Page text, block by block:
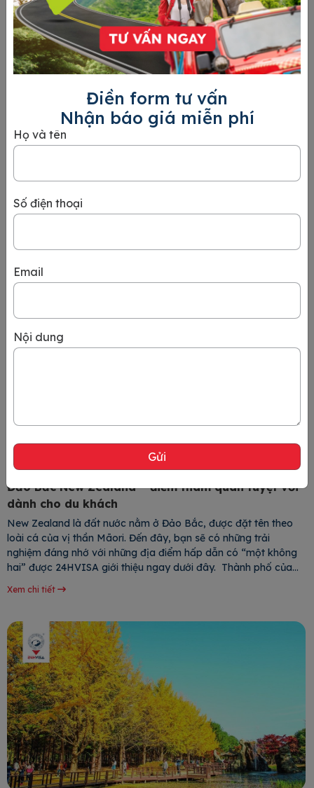
mẩn
Du lịch nước Đức, bạn sẽ được tận mắt chứng kiến cuộc sống
tại vườn bia kiểu mẫu, thưởng thức ly bia lager mát lạnh và
Đảo Bắc New Zealand – điểm tham quan tuyệt vời
dành cho du khách
New Zealand là đất nước nằm ở Đảo Bắc, được đặt tên theo
loài cá của vị thần Māori. Đến đây, bạn sẽ có những trải
nghiệm đáng nhớ với những địa điểm hấp dẫn có “một không
hai” được 24HVISA giới thiệu ngay dưới đây. Thành phố của
những chiếc buồm – Auckland Auckland là thành phố đông dân
Xem chi tiết
Điền form tư vấn
Nhận báo giá miễn phí
Họ và tên
Số điện thoại
Email
Nội dung